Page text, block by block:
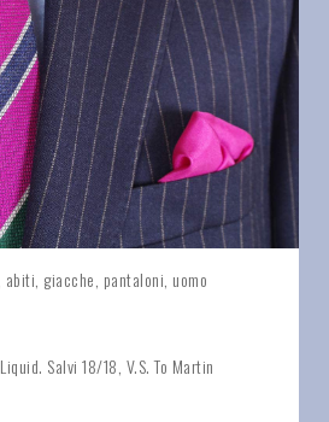
abiti giacche pantaloni uomo
Liquid. Salvi 18/18 V.S. To Martin